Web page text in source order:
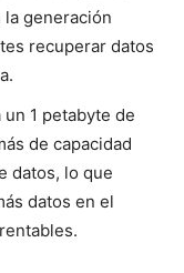
generación
recuperar datos
1 petabyte de
de capacidad
datos, lo que
datos en el